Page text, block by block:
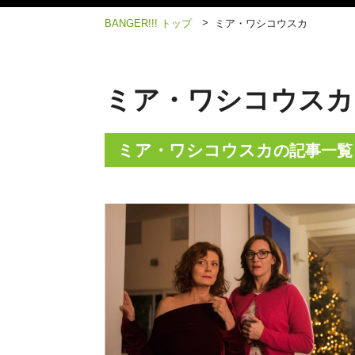
BANGER!!! トップ > ミア・ワシコウスカ
ミア・ワシコウスカ
ミア・ワシコウスカの記事一覧